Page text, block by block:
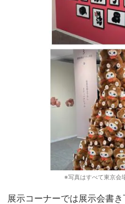
※写真はすべて東京会
展示コーナーでは展示会書